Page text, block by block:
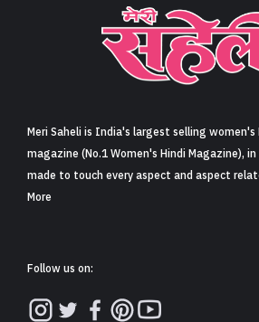
Meri Saheli is India's largest selling
magazine (No.1 Women's Hindi Magazine),
made to touch every aspect and aspect
More
Follow us on: